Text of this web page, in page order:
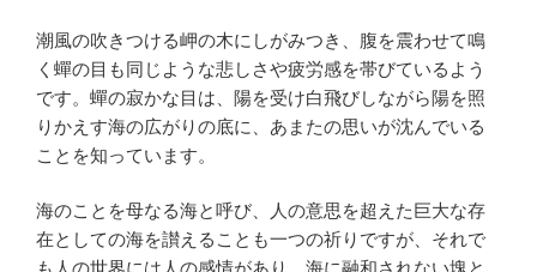
潮風の吹きつける岬の木にしがみつき、腹を震わせて鳴
く蟬の目も同じような悲しさや疲労感を帯びているよう
です。蟬の寂かな目は、陽を受け白飛びしながら陽を照
りかえす海の広がりの底に、あまたの思いが沈んでいる
ことを知っています。
海のことを母なる海と呼び、人の意思を超えた巨大な存
在としての海を讃えることも一つの祈りですが、それで
も人の世界には人の感情があり、海に融和されない塊と